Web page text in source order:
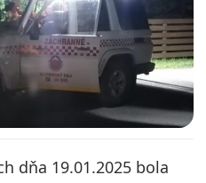
dňa 19.01.2025 bola